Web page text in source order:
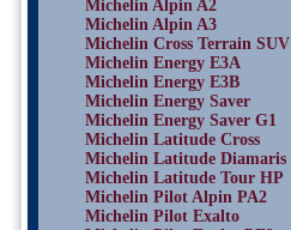
Michelin Alpin A2
Michelin Alpin A3
Michelin Cross Terrain SUV
Michelin Energy E3A
Michelin Energy E3B
Michelin Energy Saver
Michelin Energy Saver G1
Michelin Latitude Cross
Michelin Latitude Diamaris
Michelin Latitude Tour HP
Michelin Pilot Alpin PA2
Michelin Pilot Exalto